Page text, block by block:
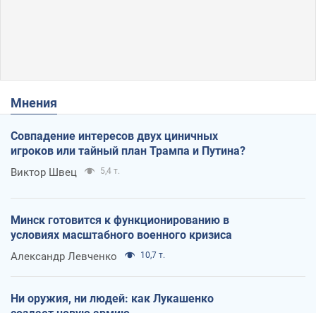
Мнения
Совпадение интересов двух циничных
игроков или тайный план Трампа и Путина?
Виктор Швец 5,4 т.
Минск готовится к функционированию в
условиях масштабного военного кризиса
Александр Левченко 10,7 т.
Ни оружия, ни людей: как Лукашенко